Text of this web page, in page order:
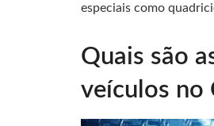
especiais como
Quais são
veículos no